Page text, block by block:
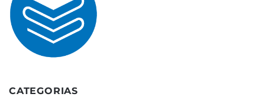
CATEGORIAS